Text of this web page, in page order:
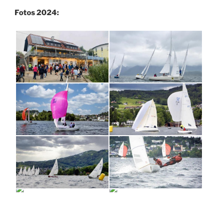
Fotos 2024: